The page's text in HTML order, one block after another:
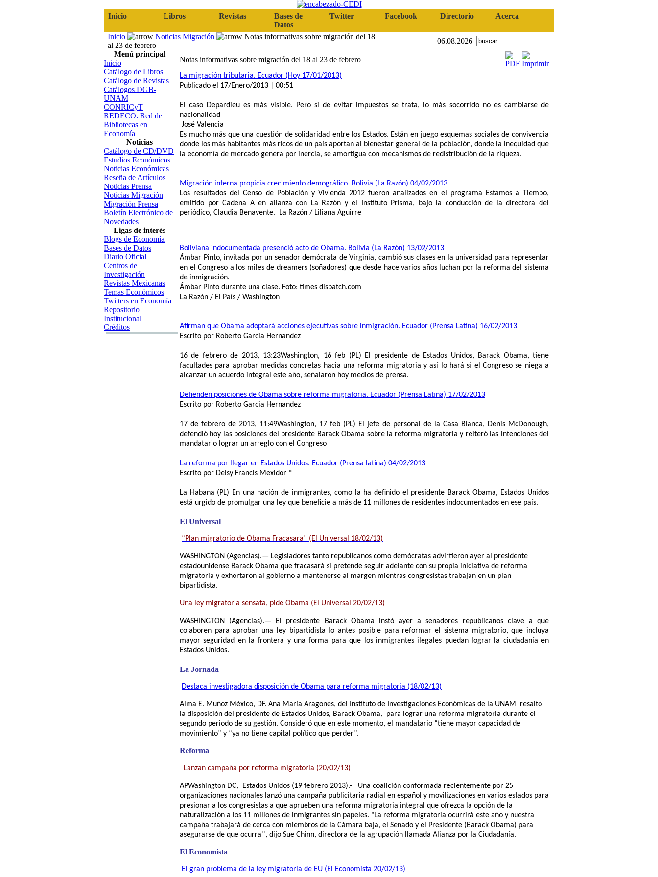
Inicio Libros Revistas
Bases de
Datos
Twitter Facebook Directorio Acerca
Inicio Noticias Migración
Notas informativas sobre migración del 18
al 23 de febrero
06.08.2026
Menú principal
Inicio
Catálogo de Libros
Catálogo de Revistas
Catálogos DGB-
UNAM
CONRICyT
REDECO: Red de
Bibliotecas en
Economía
Noticias
Catálogo de CD/DVD
Estudios Económicos
Noticias Económicas
Reseña de Artículos
Noticias Prensa
Noticias Migración
Migración Prensa
Boletín Electrónico de
Novedades
Ligas de interés
Blogs de Economía
Bases de Datos
Diario Oficial
Centros de
Investigación
Revistas Mexicanas
Temas Económicos
Twitters en Economía
Repositorio
Institucional
Créditos
Notas informativas sobre migración del 18 al 23 de febrero
La migración tributaria. Ecuador (Hoy 17/01/2013)
Publicado el 17/Enero/2013 | 00:51
El caso Depardieu es más visible. Pero si de evitar impuestos se trata, lo más socorrido no es cambiarse de
nacionalidad
José Valencia
Es mucho más que una cuestión de solidaridad entre los Estados. Están en juego esquemas sociales de convivencia
donde los más habitantes más ricos de un país aportan al bienestar general de la población, donde la inequidad que
la economía de mercado genera por inercia, se amortigua con mecanismos de redistribución de la riqueza.
Migración interna propicia crecimiento demográfico. Bolivia (La Razón) 04/02/2013
Los resultados del Censo de Población y Vivienda 2012 fueron analizados en el programa Estamos a Tiempo,
emitido por Cadena A en alianza con La Razón y el Instituto Prisma, bajo la conducción de la directora del
periódico, Claudia Benavente.
La Razón / Liliana Aguirre
Boliviana indocumentada presenció acto de Obama. Bolivia (La Razón) 13/02/2013
Ámbar Pinto, invitada por un senador demócrata de Virginia, cambió sus clases en la universidad para representar
en el Congreso a los miles de dreamers (soñadores) que desde hace varios años luchan por la reforma del sistema
de inmigración.
Ámbar Pinto durante una clase. Foto: times dispatch.com
La Razón / El País / Washington
Afirman que Obama adoptará acciones ejecutivas sobre inmigración. Ecuador (Prensa Latina) 16/02/2013
Escrito por Roberto Garcia Hernandez
16 de febrero de 2013, 13:23Washington, 16 feb (PL) El presidente de Estados Unidos, Barack Obama, tiene
facultades para aprobar medidas concretas hacia una reforma migratoria y así lo hará si el Congreso se niega a
alcanzar un acuerdo integral este año, señalaron hoy medios de prensa.
Defienden posiciones de Obama sobre reforma migratoria. Ecuador (Prensa Latina) 17/02/2013
Escrito por Roberto Garcia Hernandez
17 de febrero de 2013, 11:49Washington, 17 feb (PL) El jefe de personal de la Casa Blanca, Denis McDonough,
defendió hoy las posiciones del presidente Barack Obama sobre la reforma migratoria y reiteró las intenciones del
mandatario lograr un arreglo con el Congreso
La reforma por llegar en Estados Unidos. Ecuador (Prensa latina) 04/02/2013
Escrito por Deisy Francis Mexidor *
La Habana (PL) En una nación de inmigrantes, como la ha definido el presidente Barack Obama, Estados Unidos
está urgido de promulgar una ley que beneficie a más de 11 millones de residentes indocumentados en ese país.
El Universal
“Plan migratorio de Obama Fracasara” (El Universal 18/02/13)
WASHINGTON (Agencias).— Legisladores tanto republicanos como demócratas advirtieron ayer al presidente
estadounidense Barack Obama que fracasará si pretende seguir adelante con su propia iniciativa de reforma
migratoria y exhortaron al gobierno a mantenerse al margen mientras congresistas trabajan en un plan
bipartidista.
Una ley migratoria sensata, pide Obama (El Universal 20/02/13)
WASHINGTON (Agencias).— El presidente Barack Obama instó ayer a senadores republicanos clave a que
colaboren para aprobar una ley bipartidista lo antes posible para reformar el sistema migratorio, que incluya
mayor seguridad en la frontera y una forma para que los inmigrantes ilegales puedan lograr la ciudadanía en
Estados Unidos.
La Jornada
Destaca investigadora disposición de Obama para reforma migratoria (18/02/13)
Alma E. Muñoz México, DF. Ana María Aragonés, del Instituto de Investigaciones Económicas de la UNAM, resaltó
la disposición del presidente de Estados Unidos, Barack Obama, para lograr una reforma migratoria durante el
segundo periodo de su gestión. Consideró que en este momento, el mandatario “tiene mayor capacidad de
movimiento” y “ya no tiene capital político que perder”.
Reforma
Lanzan campaña por reforma migratoria (20/02/13)
APWashington DC, Estados Unidos (19 febrero 2013).- Una coalición conformada recientemente por 25
organizaciones nacionales lanzó una campaña publicitaria radial en español y movilizaciones en varios estados para
presionar a los congresistas a que aprueben una reforma migratoria integral que ofrezca la opción de la
naturalización a los 11 millones de inmigrantes sin papeles. "La reforma migratoria ocurrirá este año y nuestra
campaña trabajará de cerca con miembros de la Cámara baja, el Senado y el Presidente (Barack Obama) para
asegurarse de que ocurra'', dijo Sue Chinn, directora de la agrupación llamada Alianza por la Ciudadanía.
El Economista
El gran problema de la ley migratoria de EU (El Economista 20/02/13)